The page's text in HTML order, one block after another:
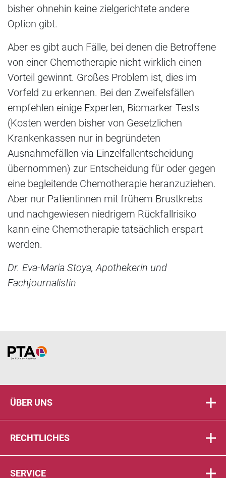
bisher ohnehin keine zielgerichtete andere
Option gibt.
Aber es gibt auch Fälle, bei denen die Betroffene
von einer Chemotherapie nicht wirklich einen
Vorteil gewinnt. Großes Problem ist, dies im
Vorfeld zu erkennen. Bei den Zweifelsfällen
empfehlen einige Experten, Biomarker-Tests
(Kosten werden bisher von Gesetzlichen
Krankenkassen nur in begründeten
Ausnahmefällen via Einzelfallentscheidung
übernommen) zur Entscheidung für oder gegen
eine begleitende Chemotherapie heranzuziehen.
Aber nur Patientinnen mit frühem Brustkrebs
und nachgewiesen niedrigem Rückfallrisiko
kann eine Chemotherapie tatsächlich erspart
werden.
Dr. Eva-Maria Stoya, Apothekerin und
Fachjournalistin
Home
ÜBER UNS
RECHTLICHES
SERVICE